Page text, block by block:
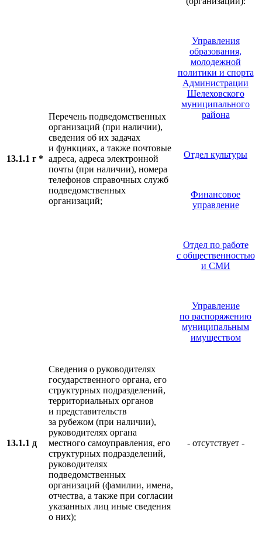
13.1.1 г *
Перечень подведомственных
организаций (при наличии),
сведения об их задачах
и функциях, а также почтовые
адреса, адреса электронной
почты (при наличии), номера
телефонов справочных служб
подведомственных
организаций;
Управления
образования,
молодежной
политики и спорта
Администрации
Шелеховского
муниципального
района
Отдел культуры
Финансовое
управление
Отдел по работе
с общественностью
и СМИ
Управление
по распоряжению
муниципальным
имуществом
13.1.1 д
Сведения о руководителях
государственного органа, его
структурных подразделений,
территориальных органов
и представительств
за рубежом (при наличии),
руководителях органа
местного самоуправления, его
структурных подразделений,
руководителях
подведомственных
организаций (фамилии, имена,
отчества, а также при согласии
указанных лиц иные сведения
о них);
- отсутствует -